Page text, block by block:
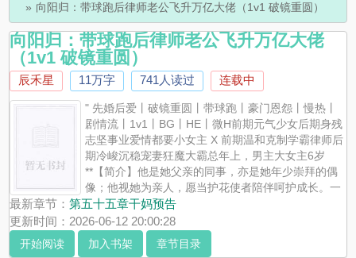
向阳归：带球跑后律师老公飞升万亿大佬（1v1 破镜重圆）
向阳归：带球跑后律师老公飞升万亿大佬
（1v1 破镜重圆）
辰禾星 11万字 741人读过 连载中
" 先婚后爱丨破镜重圆丨带球跑丨豪门恩怨丨慢热丨
剧情流丨1v1丨BG丨HE丨微H前期元气少女后期身残
志坚事业爱情都要小女主 X 前期温和克制学霸律师后
期冷峻沉稳宠妻狂魔大霸总年上，男主大女主6岁
**【简介】他是她父亲的同事，亦是她年少崇拜的偶
像；他视她为亲人，愿当护花使者陪伴呵护成长。一
场车祸，如月老的红线将二人绑定，一次无心之失，让他们在相爱的
时候走散。曾以为自己只能做追着光的向日葵，直到她带着秘密远走
他乡，才知道，自己也可以是发光发热的小太阳，能融化寒凉，能温
暖四方。而他，从精英律师到继承家业，苦寻六年，踏遍万水千山，
最新章节：第五十五章干妈预告
更新时间：2026-06-12 20:00:28
开始阅读 加入书架 章节目录